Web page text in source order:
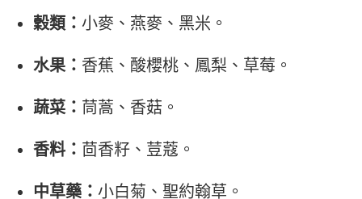
穀類： 小麥、燕麥、黑米。
水果： 香蕉、酸櫻桃、鳳梨、草莓。
蔬菜： 茼蒿、香菇。
香料： 茴香籽、荳蔻。
中草藥： 小白菊、聖約翰草。